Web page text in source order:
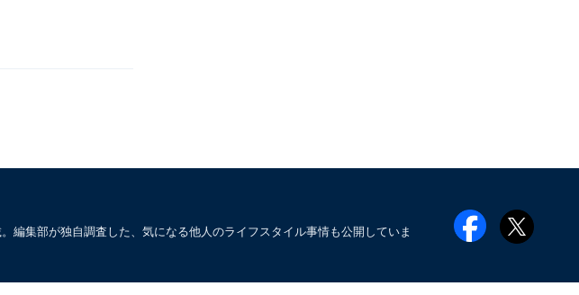
編集部が独自調査した、気になる他人のライフスタイル事情も公開していま